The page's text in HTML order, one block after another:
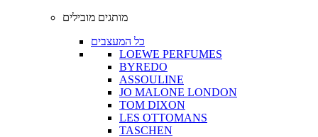
מותגים מובילים
כל המעצבים
LOEWE PERFUMES
BYREDO
ASSOULINE
JO MALONE LONDON
TOM DIXON
LES OTTOMANS
TASCHEN